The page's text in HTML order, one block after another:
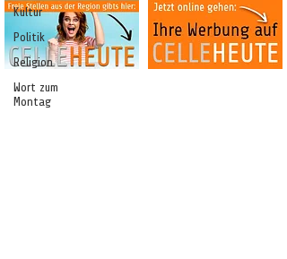
Kultur
Politik
Religion
Wort zum
Montag